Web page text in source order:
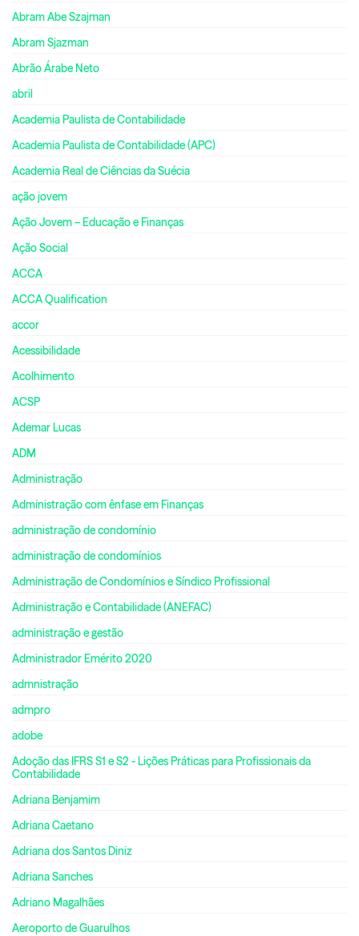
Abram Abe Szajman
Abram Sjazman
Abrão Árabe Neto
abril
Academia Paulista de Contabilidade
Academia Paulista de Contabilidade (APC)
Academia Real de Ciências da Suécia
ação jovem
Ação Jovem – Educação e Finanças
Ação Social
ACCA
ACCA Qualification
accor
Acessibilidade
Acolhimento
ACSP
Ademar Lucas
ADM
Administração
Administração com ênfase em Finanças
administração de condomínio
administração de condomínios
Administração de Condomínios e Síndico Profissional
Administração e Contabilidade (ANEFAC)
administração e gestão
Administrador Emérito 2020
admnistração
admpro
adobe
Adoção das IFRS S1 e S2 - Lições Práticas para Profissionais da
Contabilidade
Adriana Benjamim
Adriana Caetano
Adriana dos Santos Diniz
Adriana Sanches
Adriano Magalhães
Aeroporto de Guarulhos